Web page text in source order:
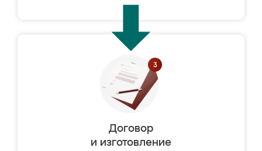
Договор
и изготовление